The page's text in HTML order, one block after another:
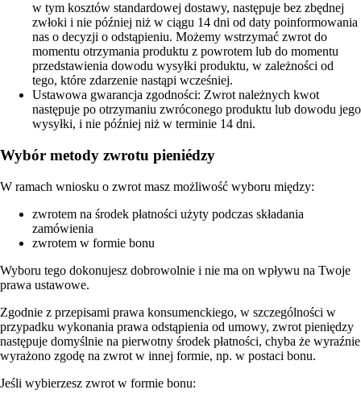
w tym kosztów standardowej dostawy, następuje bez zbędnej
zwłoki i nie później niż w ciągu 14 dni od daty poinformowania
nas o decyzji o odstąpieniu. Możemy wstrzymać zwrot do
momentu otrzymania produktu z powrotem lub do momentu
przedstawienia dowodu wysyłki produktu, w zależności od
tego, które zdarzenie nastąpi wcześniej.
Ustawowa gwarancja zgodności: Zwrot należnych kwot
następuje po otrzymaniu zwróconego produktu lub dowodu jego
wysyłki, i nie później niż w terminie 14 dni.
Wybór metody zwrotu pieniédzy
W ramach wniosku o zwrot masz możliwość wyboru między:
zwrotem na środek płatności użyty podczas składania
zamówienia
zwrotem w formie bonu
Wyboru tego dokonujesz dobrowolnie i nie ma on wpływu na Twoje
prawa ustawowe.
Zgodnie z przepisami prawa konsumenckiego, w szczególności w
przypadku wykonania prawa odstąpienia od umowy, zwrot pieniędzy
następuje domyślnie na pierwotny środek płatności, chyba że wyraźnie
wyrażono zgodę na zwrot w innej formie, np. w postaci bonu.
Jeśli wybierzesz zwrot w formie bonu: